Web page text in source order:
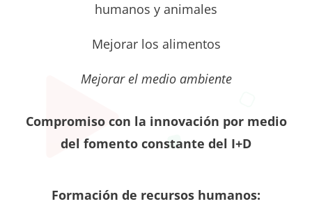
humanos y animales
Mejorar los alimentos
Mejorar el medio ambiente
Compromiso con la innovación por medio
del fomento constante del I+D
Formación de recursos humanos: